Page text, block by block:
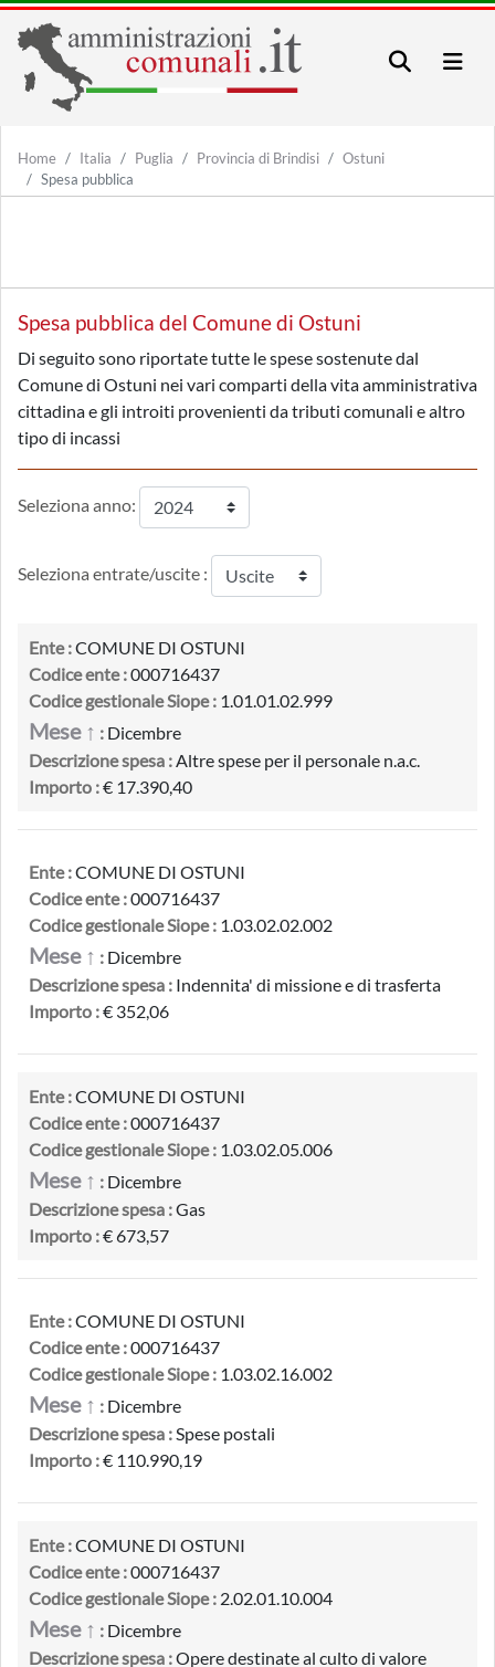
Home Italia Puglia Provincia di Brindisi
Ostuni
Spesa pubblica
Spesa pubblica del Comune di Ostuni
Di seguito sono riportate tutte le spese sostenute dal
Comune di Ostuni nei vari comparti della vita amministrativa
cittadina e gli introiti provenienti da tributi comunali e altro
tipo di incassi
Seleziona anno:
Seleziona entrate/uscite :
Ente :COMUNE DI OSTUNI
Codice ente :000716437
Codice gestionale Siope : 1.01.01.02.999
Mese ↑ : Dicembre
Descrizione spesa :Altre spese per il personale n.a.c.
Importo :€ 17.390,40
Ente :COMUNE DI OSTUNI
Codice ente :000716437
Codice gestionale Siope : 1.03.02.02.002
Mese ↑ : Dicembre
Descrizione spesa : Indennita' di missione e di trasferta
Importo :€ 352,06
Ente :COMUNE DI OSTUNI
Codice ente :000716437
Codice gestionale Siope : 1.03.02.05.006
Mese ↑ : Dicembre
Descrizione spesa :Gas
Importo :€ 673,57
Ente :COMUNE DI OSTUNI
Codice ente :000716437
Codice gestionale Siope : 1.03.02.16.002
Mese ↑ : Dicembre
Descrizione spesa :Spese postali
Importo :€ 110.990,19
Ente :COMUNE DI OSTUNI
Codice ente :000716437
Codice gestionale Siope : 2.02.01.10.004
Mese ↑ : Dicembre
Descrizione spesa :Opere destinate al culto di valore